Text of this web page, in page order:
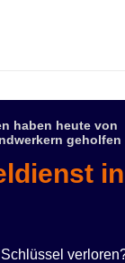
haben heute von
geholfen
in